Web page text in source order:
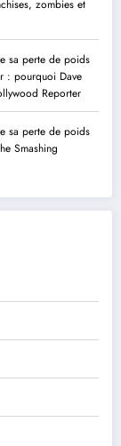
zombies et
sa perte de poids
: pourquoi Dave
Reporter
sa perte de poids
Smashing